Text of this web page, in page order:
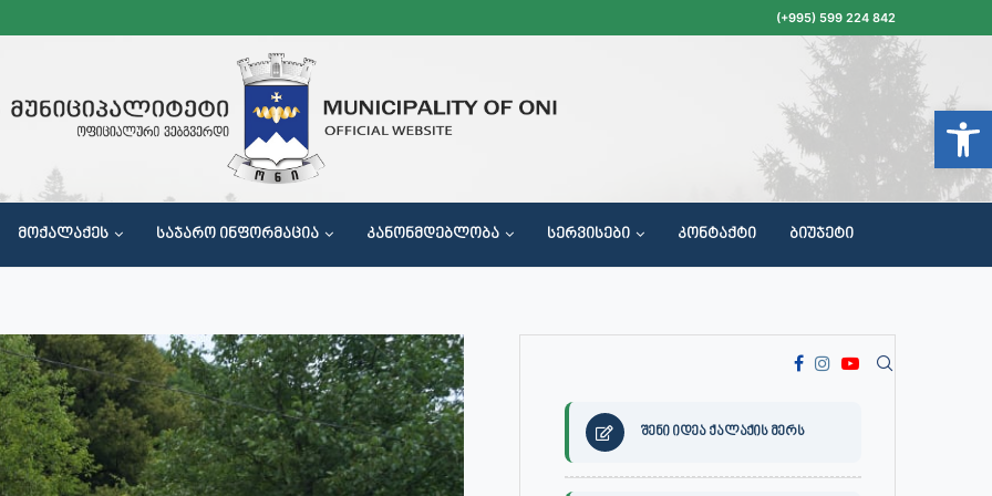
(+995) 599 224 842
ᲛᲝᲥᲐᲚᲐᲥᲔᲡ ᲡᲐᲯᲐᲠᲝ ᲘᲜᲤᲝᲠᲛᲐᲪᲘᲐ ᲙᲐᲜᲝᲜᲛᲓᲔᲑᲚᲝᲑᲐ ᲡᲔᲠᲕᲘᲡᲔᲑᲘ ᲙᲝᲜᲢᲐᲥᲢᲘ ᲑᲘᲣᲯᲔᲢᲘ
შენი იდეა ქალაქის მერს